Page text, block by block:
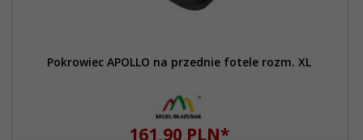
Pokrowiec APOLLO na przednie fotele rozm. XL
161,90 PLN*